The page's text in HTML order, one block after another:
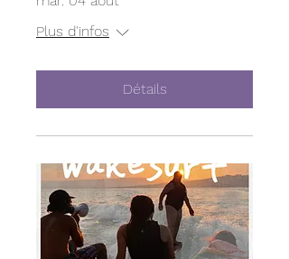
Plus d'infos
Détails